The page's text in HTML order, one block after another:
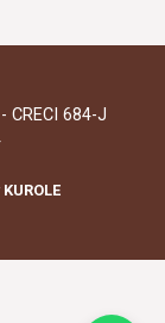
684-J
KUROLE